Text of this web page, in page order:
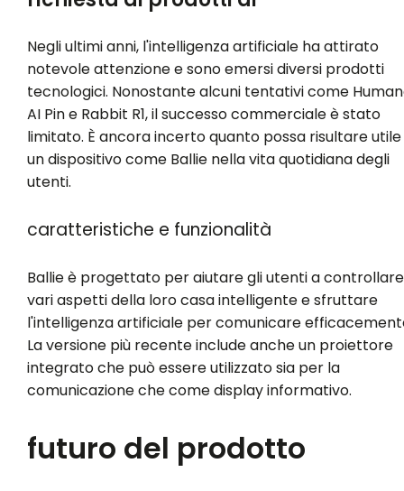
Negli ultimi anni, l'intelligenza artificiale ha attirato
notevole attenzione e sono emersi diversi prodotti
tecnologici. Nonostante alcuni tentativi come
AI Pin e Rabbit R1, il successo commerciale è stato
limitato. È ancora incerto quanto possa risultare utile
un dispositivo come Ballie nella vita quotidiana degli
utenti.
caratteristiche e funzionalità
Ballie è progettato per aiutare gli utenti a controllare
vari aspetti della loro casa intelligente e sfruttare
l'intelligenza artificiale per comunicare
La versione più recente include anche un proiettore
integrato che può essere utilizzato sia per la
comunicazione che come display informativo.
futuro del prodotto